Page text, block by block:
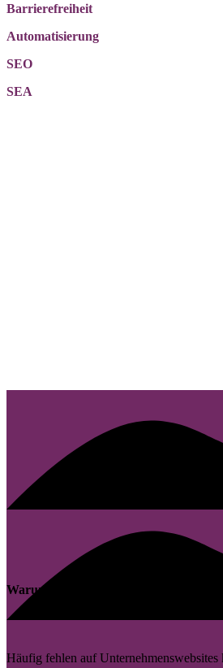
Barrierefreiheit
Automatisierung
SEO
SEA
Warum gute Websites in Weißwasser
Häufig fehlen auf